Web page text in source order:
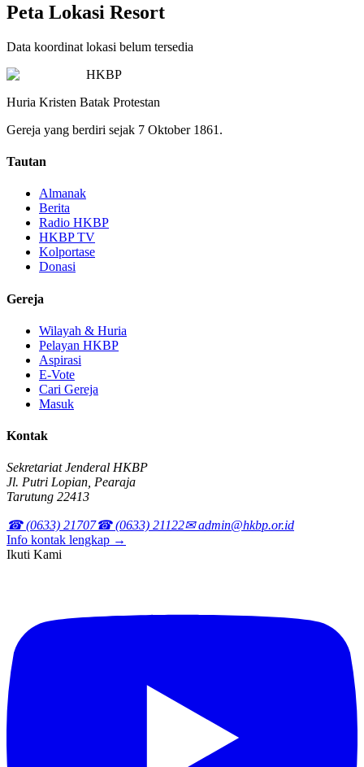
Peta Lokasi Resort
Data koordinat lokasi belum tersedia
HKBP
Huria Kristen Batak Protestan
Gereja yang berdiri sejak 7 Oktober 1861.
Tautan
Almanak
Berita
Radio HKBP
HKBP TV
Kolportase
Donasi
Gereja
Wilayah & Huria
Pelayan HKBP
Aspirasi
E-Vote
Cari Gereja
Masuk
Kontak
Sekretariat Jenderal HKBP
Jl. Putri Lopian, Pearaja
Tarutung 22413
☎ (0633) 21707☎ (0633) 21122✉ admin@hkbp.or.id
Info kontak lengkap →
Ikuti Kami